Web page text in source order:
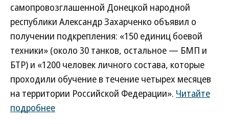
самопровозглашенной Донецкой народной
республики Александр Захарченко объявил о
получении подкрепления: «150 единиц боевой
техники» (около 30 танков, остальное — БМП и
БТР) и «1200 человек личного состава, которые
проходили обучение в течение четырех месяцев
на территории Российской Федерации». Читайте
подробнее